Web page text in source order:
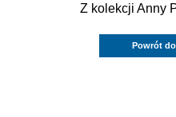
Z kolekcji Anny
Powrót do